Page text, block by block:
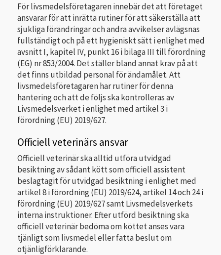
För livsmedelsföretagaren innebär det att företaget
ansvarar för att inrätta rutiner för att säkerställa att
sjukliga förändringar och andra avvikelser avlägsnas
fullständigt och på ett hygieniskt sätt i enlighet med
avsnitt I, kapitel IV, punkt 16 i bilaga III till förordning
(EG) nr 853/2004. Det ställer bland annat krav på att
det finns utbildad personal för ändamålet. Att
livsmedelsföretagaren har rutiner för denna
hantering och att de följs ska kontrolleras av
Livsmedelsverket i enlighet med artikel 3 i
förordning (EU) 2019/627.
Officiell veterinärs ansvar
Officiell veterinär ska alltid utföra utvidgad
besiktning av sådant kött som officiell assistent
beslagtagit för utvidgad besiktning i enlighet med
artikel 8 i förordning (EU) 2019/624, artikel 14 och 24 i
förordning (EU) 2019/627 samt Livsmedelsverkets
interna instruktioner. Efter utförd besiktning ska
officiell veterinär bedöma om köttet anses vara
tjänligt som livsmedel eller fatta beslut om
otjänligförklarande.